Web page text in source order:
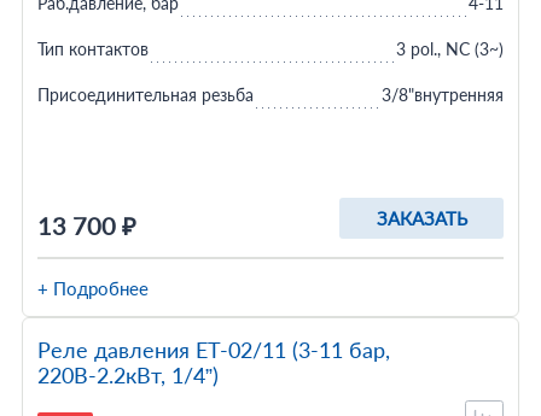
13 700 ₽ ЗАКАЗАТЬ
Тип контактов 3 pol., NC (3~)
Присоединительная резьба 3/8"внутренняя
+ Подробнее
Реле давления ET-02/11 (3-11 бар,
220В-2.2кВт, 1/4”)